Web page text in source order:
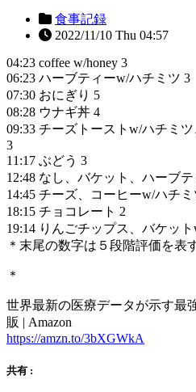
食事記録
2022/11/10 Thu 04:57
04:23 coffee w/honey 3
06:23 ハーブティーw/ハチミツ 3
07:30 おにぎり 5
08:28 ウナギ丼 4
09:33 チーズトーストw/ハチミ
3
11:17 ぶどう 3
12:48 なし、バケット、ハーブ
14:45 チーズ、コーヒーw/ハチミ
18:15 チョコレート 2
19:14 りんごチップス、バケッ
＊末尾の数字は５段階評価を表
＊
世界最新の医療データが示す最
販 | Amazon
https://amzn.to/3bXGWkA
共有 :